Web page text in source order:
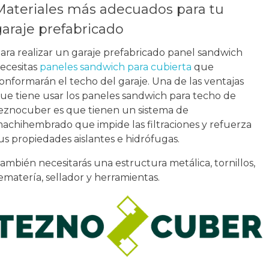
más adecuados para tu
prefabricado
realizar un garaje prefabricado panel sandwich
paneles sandwich para cubierta que
el techo del garaje. Una de las ventajas
tiene usar los paneles sandwich para techo de
es que tienen un sistema de
que impide las filtraciones y refuerza
propiedades aislantes e hidrófugas.
necesitarás una estructura metálica, tornillos,
sellador y herramientas.